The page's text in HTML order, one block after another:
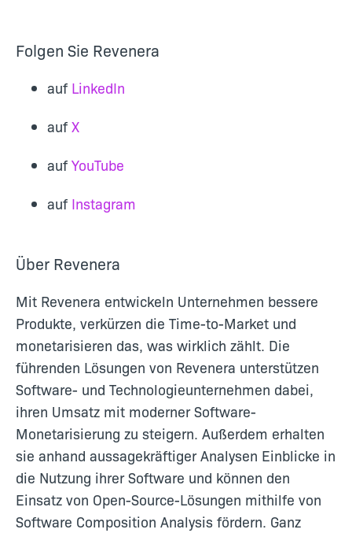
Folgen Sie Revenera
auf LinkedIn
auf X
auf YouTube
auf Instagram
Über Revenera
Mit Revenera entwickeln Unternehmen bessere
Produkte, verkürzen die Time-to-Market und
monetarisieren das, was wirklich zählt. Die
führenden Lösungen von Revenera unterstützen
Software- und Technologieunternehmen dabei,
ihren Umsatz mit moderner Software-
Monetarisierung zu steigern. Außerdem erhalten
sie anhand aussagekräftiger Analysen Einblicke in
die Nutzung ihrer Software und können den
Einsatz von Open-Source-Lösungen mithilfe von
Software Composition Analysis fördern. Ganz